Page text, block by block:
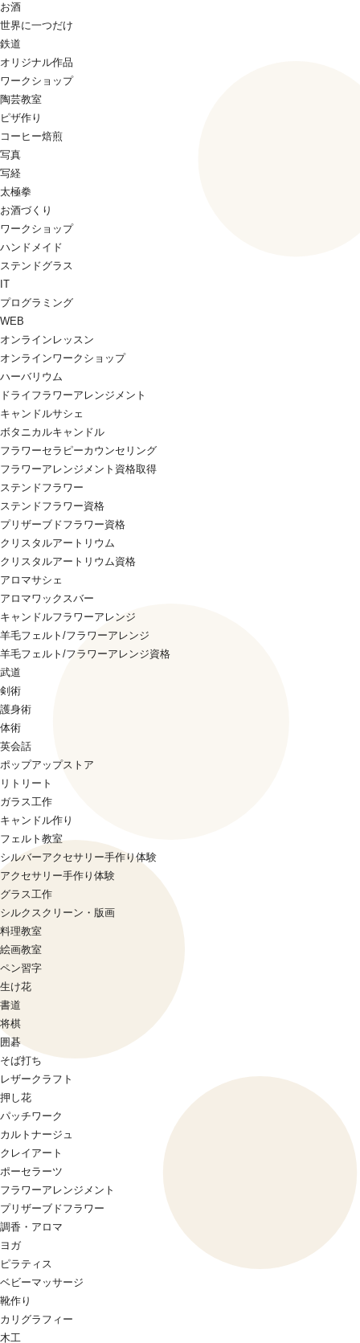
お酒
世界に一つだけ
鉄道
オリジナル作品
ワークショップ
陶芸教室
ピザ作り
コーヒー焙煎
写真
写経
太極拳
お酒づくり
ワークショップ
ハンドメイド
ステンドグラス
IT
プログラミング
WEB
オンラインレッスン
オンラインワークショップ
ハーバリウム
ドライフラワーアレンジメント
キャンドルサシェ
ボタニカルキャンドル
フラワーセラピーカウンセリング
フラワーアレンジメント資格取得
ステンドフラワー
ステンドフラワー資格
プリザーブドフラワー資格
クリスタルアートリウム
クリスタルアートリウム資格
アロマサシェ
アロマワックスバー
キャンドルフラワーアレンジ
羊毛フェルト/フラワーアレンジ
羊毛フェルト/フラワーアレンジ資格
武道
剣術
護身術
体術
英会話
ポップアップストア
リトリート
ガラス工作
キャンドル作り
フェルト教室
シルバーアクセサリー手作り体験
アクセサリー手作り体験
グラス工作
シルクスクリーン・版画
料理教室
絵画教室
ペン習字
生け花
書道
将棋
囲碁
そば打ち
レザークラフト
押し花
パッチワーク
カルトナージュ
クレイアート
ポーセラーツ
フラワーアレンジメント
プリザーブドフラワー
調香・アロマ
ヨガ
ピラティス
ベビーマッサージ
靴作り
カリグラフィー
木工